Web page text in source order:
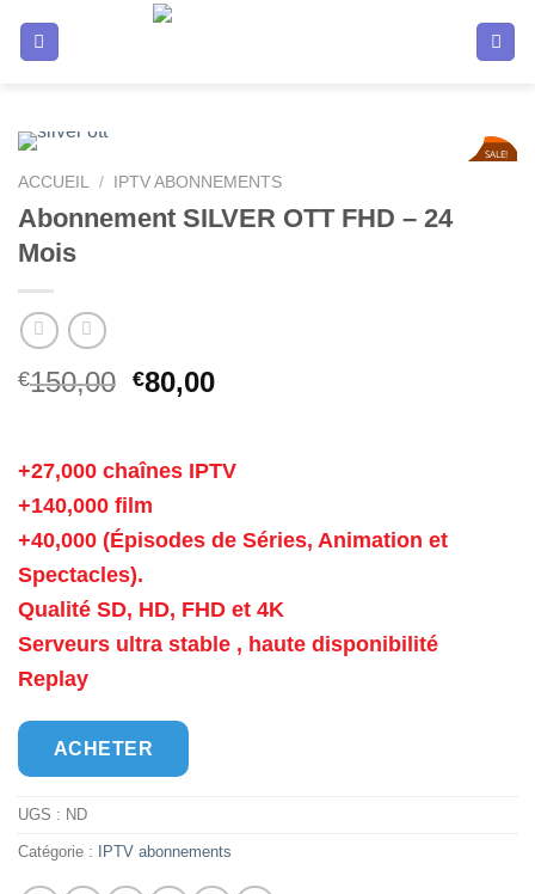
SALE!
ACCUEIL / IPTV ABONNEMENTS
Abonnement SILVER OTT FHD – 24
Mois
€150,00 Le
était :
€150,00.
€80,00Le
est :
+27,000 chaînes IPTV
+140,000 film
+40,000 (Épisodes de Séries, Animation et
Spectacles).
Qualité SD, HD, FHD et 4K
Serveurs ultra stable , haute disponibilité
Replay
ACHETER
UGS : ND
Catégorie : IPTV abonnements